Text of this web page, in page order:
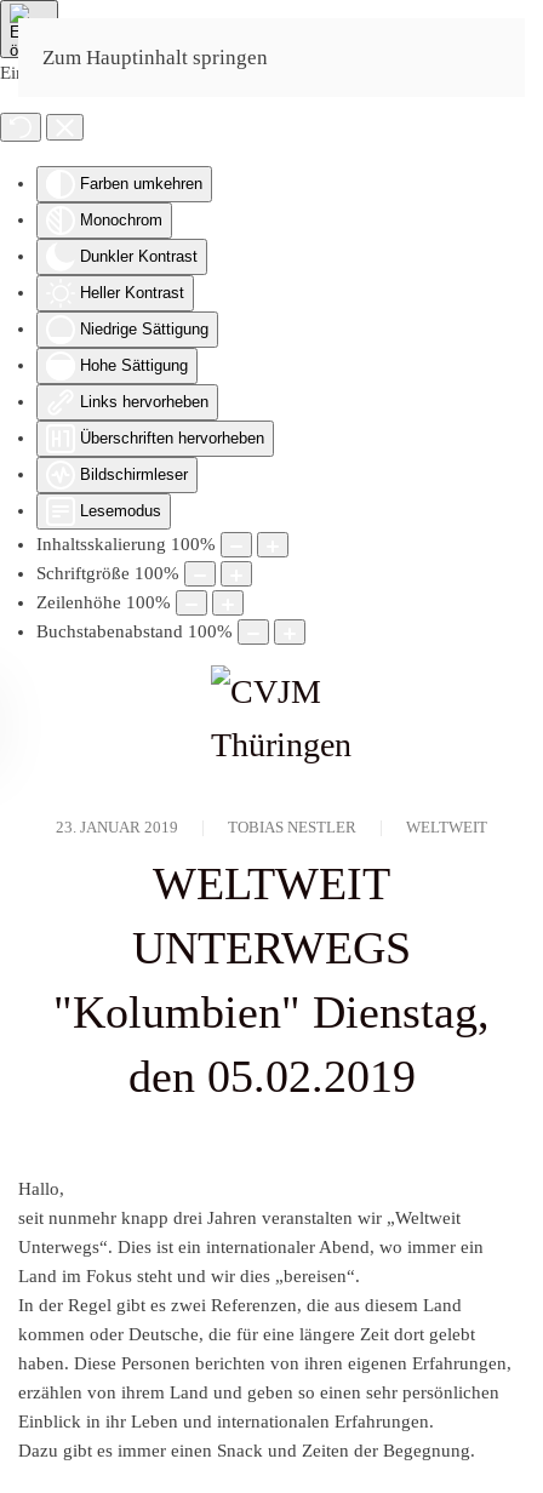
Eingabehilfen öffnen
Farben umkehren
Monochrom
Dunkler Kontrast
Heller Kontrast
Niedrige Sättigung
Hohe Sättigung
Links hervorheben
Überschriften hervorheben
Bildschirmleser
Lesemodus
Inhaltsskalierung 100%
Schriftgröße 100%
Zeilenhöhe 100%
Buchstabenabstand 100%
Zum Hauptinhalt springen
23. JANUAR 2019 TOBIAS NESTLER WELTWEIT
WELTWEIT
UNTERWEGS
"Kolumbien" Dienstag,
den 05.02.2019
Hallo,
seit nunmehr knapp drei Jahren veranstalten wir „Weltweit
Unterwegs“. Dies ist ein internationaler Abend, wo immer ein
Land im Fokus steht und wir dies „bereisen“.
In der Regel gibt es zwei Referenzen, die aus diesem Land
kommen oder Deutsche, die für eine längere Zeit dort gelebt
haben. Diese Personen berichten von ihren eigenen Erfahrungen,
erzählen von ihrem Land und geben so einen sehr persönlichen
Einblick in ihr Leben und internationalen Erfahrungen.
Dazu gibt es immer einen Snack und Zeiten der Begegnung.